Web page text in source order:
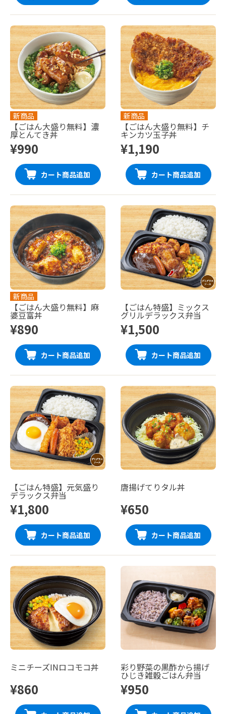
新商品
【ごはん大盛り無料】濃
厚とんてき丼
¥990
カート商品追加
新商品
【ごはん大盛り無料】チ
キンカツ玉子丼
¥1,190
カート商品追加
新商品
【ごはん大盛り無料】麻
婆豆富丼
¥890
カート商品追加
【ごはん特盛】ミックス
グリルデラックス弁当
¥1,500
カート商品追加
【ごはん特盛】元気盛り
デラックス弁当
¥1,800
カート商品追加
唐揚げてりタル丼
¥650
カート商品追加
ミニチーズINロコモコ丼
¥860
彩り野菜の黒酢から揚げ
ひじき雑穀ごはん弁当
¥950